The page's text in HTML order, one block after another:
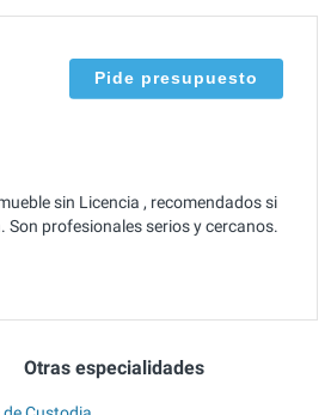
Pide presupuesto
sin Licencia , recomendados si
profesionales serios y cercanos.
Otras especialidades